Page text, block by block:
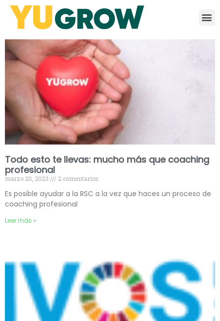
Todo esto te llevas: mucho más que coaching
profesional
marzo 20, 2023 2 comentarios
Es posible ayudar a la RSC a la vez que haces un proceso de
coaching profesional
Leer más »